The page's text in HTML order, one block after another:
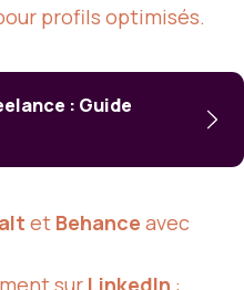
profils optimisés.
: Guide
et Behance avec
sur LinkedIn :